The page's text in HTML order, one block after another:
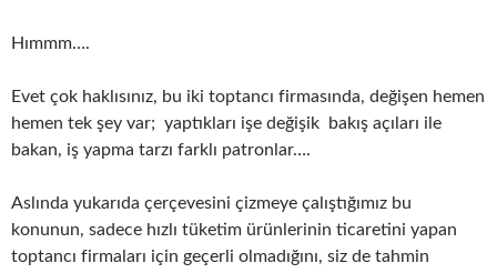
Hımmm….
Evet çok haklısınız, bu iki toptancı firmasında, değişen hemen
hemen tek şey var; yaptıkları işe değişik bakış açıları ile
bakan, iş yapma tarzı farklı patronlar….
Aslında yukarıda çerçevesini çizmeye çalıştığımız bu
konunun, sadece hızlı tüketim ürünlerinin ticaretini yapan
toptancı firmaları için geçerli olmadığını, siz de tahmin